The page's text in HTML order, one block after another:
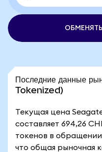
ОБМЕНЯТЬ
Последние данные
Tokenized)
Текущая цена
составляет 694,26
токенов в обращении
что общая рыночная